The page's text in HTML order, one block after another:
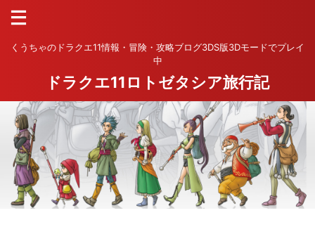
くうちゃのドラクエ11情報・冒険・攻略ブログ3DS版3Dモードでプレイ
中
ドラクエ11ロトゼタシア旅行記